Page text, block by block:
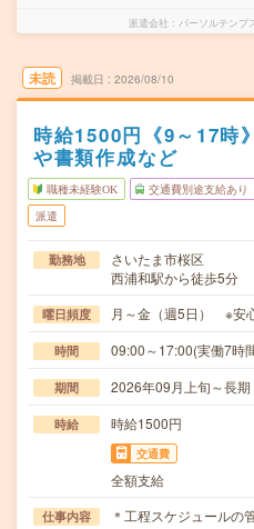
派遣会社 パーソルテン
未読 掲載日 2026/08/10
時給1500円《9～17時
や書類作成など
職種未経験OK 交通費別途支給あり
派遣
勤務地
さいたま市桜区
西浦和駅から徒歩5分
曜日頻度 月～金（週5日） ※安
時間 09:00～17:00(実働7
期間 2026年09月上旬～長
時給 時給1500円
交通費
全額支給
仕事内容
＊工程スケジュールの